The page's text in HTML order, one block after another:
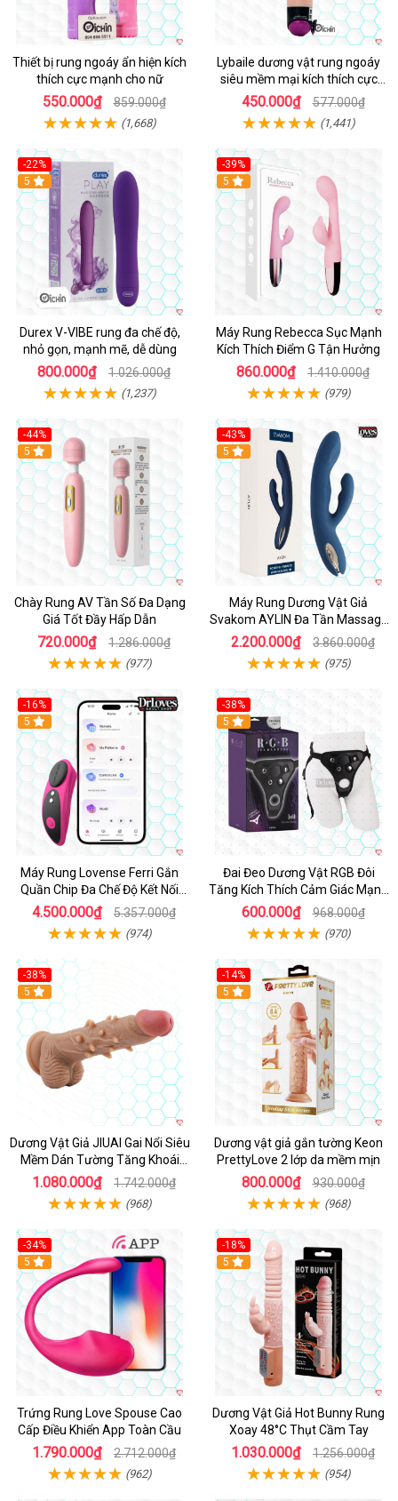
Thiết bị rung ngoáy ẩn hiện kích
thích cực mạnh cho nữ
550.000₫ 859.000₫
(1,668)
Lybaile dương vật rung ngoáy
siêu mềm mại kích thích cực
mạnh
450.000₫ 577.000₫
(1,441)
-22%
Hot
5
Durex V-VIBE rung đa chế độ,
nhỏ gọn, mạnh mẽ, dễ dùng
800.000₫ 1.026.000₫
(1,237)
-39%
Hot
5
Máy Rung Rebecca Sục Mạnh
Kích Thích Điểm G Tận Hưởng
860.000₫ 1.410.000₫
(979)
-44%
Hot
5
Chày Rung AV Tần Số Đa Dạng
Giá Tốt Đầy Hấp Dẫn
720.000₫ 1.286.000₫
(977)
-43%
Hot
5
Máy Rung Dương Vật Giả
Svakom AYLIN Đa Tần Massage
Sướng
2.200.000₫ 3.860.000₫
(975)
-16%
Hot
5
Máy Rung Lovense Ferri Gắn
Quần Chip Đa Chế Độ Kết Nối
App
4.500.000₫ 5.357.000₫
(974)
-38%
Hot
5
Đai Đeo Dương Vật RGB Đôi
Tăng Kích Thích Cảm Giác Mạnh
Mẽ
600.000₫ 968.000₫
(970)
-38%
5
Dương Vật Giả JIUAI Gai Nổi Siêu
Mềm Dán Tường Tăng Khoái
Cảm
1.080.000₫ 1.742.000₫
(968)
-14%
5
Dương vật giả gắn tường Keon
PrettyLove 2 lớp da mềm mịn
800.000₫ 930.000₫
(968)
-34%
5
Trứng Rung Love Spouse Cao
Cấp Điều Khiển App Toàn Cầu
1.790.000₫ 2.712.000₫
(962)
-18%
Hot
5
Dương Vật Giả Hot Bunny Rung
Xoay 48°C Thụt Cầm Tay
1.030.000₫ 1.256.000₫
(954)